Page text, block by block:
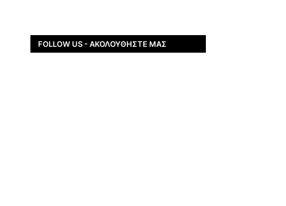
FOLLOW US - ΑΚΟΛΟΥΘΉΣΤΕ ΜΑΣ